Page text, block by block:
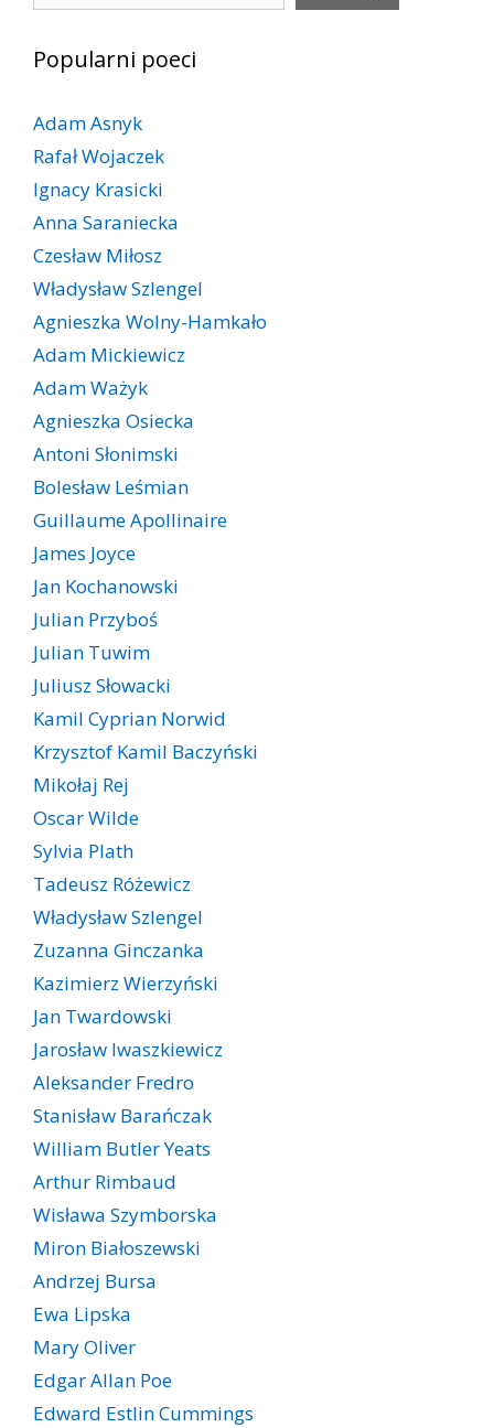
Popularni poeci
Adam Asnyk
Rafał Wojaczek
Ignacy Krasicki
Anna Saraniecka
Czesław Miłosz
Władysław Szlengel
Agnieszka Wolny-Hamkało
Adam Mickiewicz
Adam Ważyk
Agnieszka Osiecka
Antoni Słonimski
Bolesław Leśmian
Guillaume Apollinaire
James Joyce
Jan Kochanowski
Julian Przyboś
Julian Tuwim
Juliusz Słowacki
Kamil Cyprian Norwid
Krzysztof Kamil Baczyński
Mikołaj Rej
Oscar Wilde
Sylvia Plath
Tadeusz Różewicz
Władysław Szlengel
Zuzanna Ginczanka
Kazimierz Wierzyński
Jan Twardowski
Jarosław Iwaszkiewicz
Aleksander Fredro
Stanisław Barańczak
William Butler Yeats
Arthur Rimbaud
Wisława Szymborska
Miron Białoszewski
Andrzej Bursa
Ewa Lipska
Mary Oliver
Edgar Allan Poe
Edward Estlin Cummings